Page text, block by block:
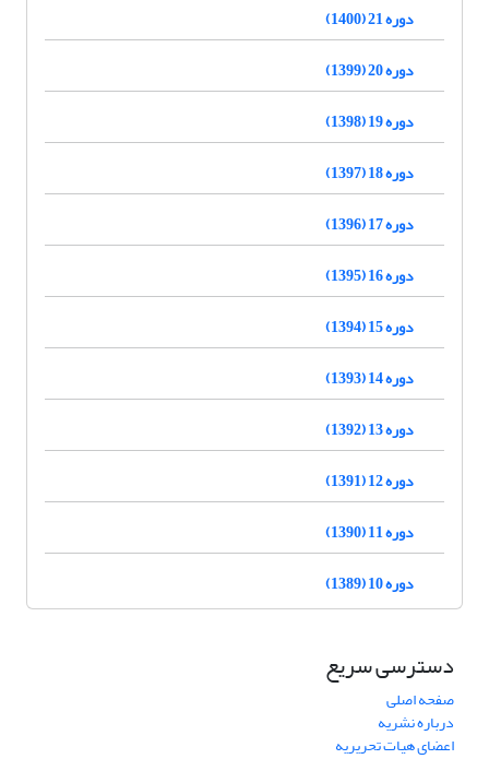
دوره 21 (1400)
دوره 20 (1399)
دوره 19 (1398)
دوره 18 (1397)
دوره 17 (1396)
دوره 16 (1395)
دوره 15 (1394)
دوره 14 (1393)
دوره 13 (1392)
دوره 12 (1391)
دوره 11 (1390)
دوره 10 (1389)
دسترسی سریع
صفحه اصلی
درباره نشریه
اعضای هیات تحریریه